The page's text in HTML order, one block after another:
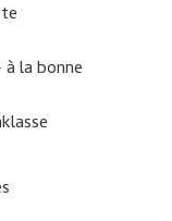
la bonne